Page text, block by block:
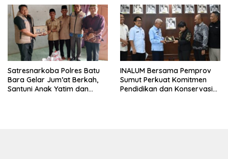
Satgas TMMD Ke-129 Kodim
0208/Asahan
Gambus
Satresnarkoba Polres Batu
Bara Gelar Jum’at Berkah,
Santuni Anak Yatim dan
INALUM Bersama Pemprov
Sumut Perkuat Komitmen
Pendidikan dan Konservasi